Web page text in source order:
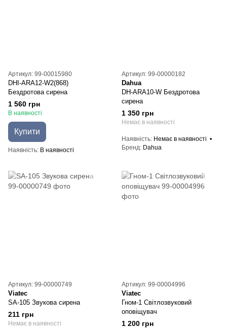
Артикул: 99-00015980
DHI-ARA12-W2(868)
Бездротова сирена
1 560 грн
В наявності
Купити
Наявність В наявності
Артикул: 99-00000182
Dahua
DH-ARA10-W Бездротова
сирена
1 350 грн
Немає в наявності
Наявність Немає в наявності
Бренд Dahua
Артикул: 99-00000749
Viatec
SA-105 Звукова сирена
211 грн
Немає в наявності
Артикул: 99-00004996
Viatec
Гном-1 Світлозвуковий
оповіщувач
1 200 грн